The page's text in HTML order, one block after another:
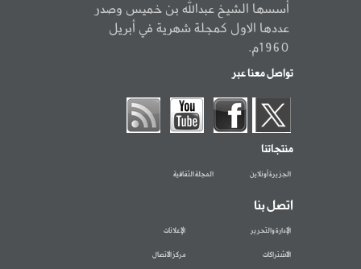
أسسها الشيخ عبدالله بن خميس وصدر
عددها الاول كمجلة شهرية في أبريل
1960م.
تواصل معنا عبر
منتجاتنا
الجزيرة أونلاين المجلة الثقافية
اتصل بنا
الإدارة والتحرير الإعلانات
الاشتراكات مركز الاتصال